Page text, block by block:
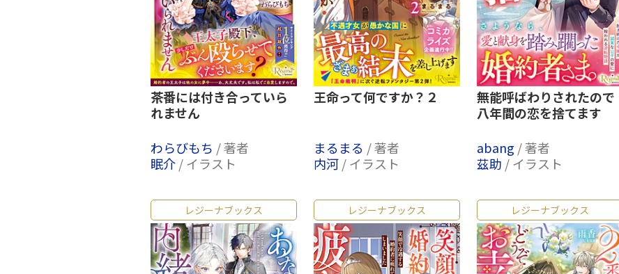
茶番には付き合っていら
れません
わらびもち / 著者
眠介/ イラスト
王命って何ですか？２
まるまる / 著者
内河/ イラスト
無能呼ばわりされたので
八年間の恋を捨てます
abang / 著者
茲助 / イラスト
レジーナブックス レジーナブックス レジーナブックス